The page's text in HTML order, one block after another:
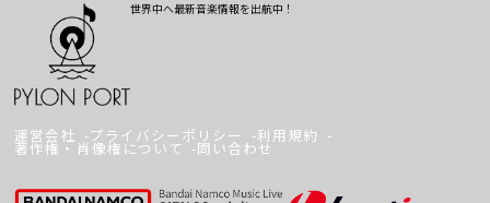
世界中へ最新音楽情報を出航中！
運営会社 プライバシーポリシー 利用規約
著作権・肖像権について 問い合わせ